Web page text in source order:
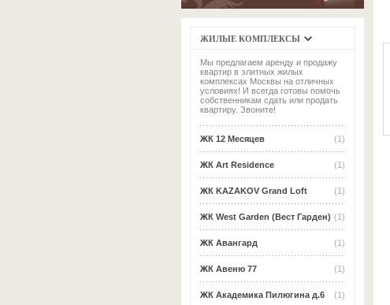
ЖИЛЫЕ КОМПЛЕКСЫ
Мы предлагаем аренду и продажу
квартир в элитных жилых
комплексах Москвы на отличных
условиях! И всегда готовы помочь
собственникам сдать или продать
квартиру. Звоните!
(1)
ЖК 12 Месяцев
(1)
ЖК Art Residence
(1)
ЖК KAZAKOV Grand Loft
(1)
ЖК West Garden (Вест Гарден)
(1)
ЖК Авангард
(1)
ЖК Авеню 77
(1)
ЖК Академика Пилюгина д.6